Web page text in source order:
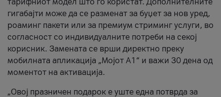
гигабајти може да се разменат за буџет за нов уред,
роаминг пакети или за премиум стриминг услуги, во
согласност со индивидуалните потреби на секој
корисник. Замената се врши директно преку
мобилната апликација „Мојот А1“ и важи 30 дена од
моментот на активација.
„Овој празничен подарок е уште една потврда за